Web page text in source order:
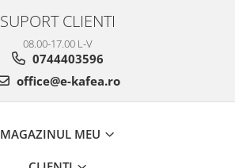
SUPORT CLIENTI
08.00-17.00 L-V
0744403596
office@e-kafea.ro
MAGAZINUL MEU